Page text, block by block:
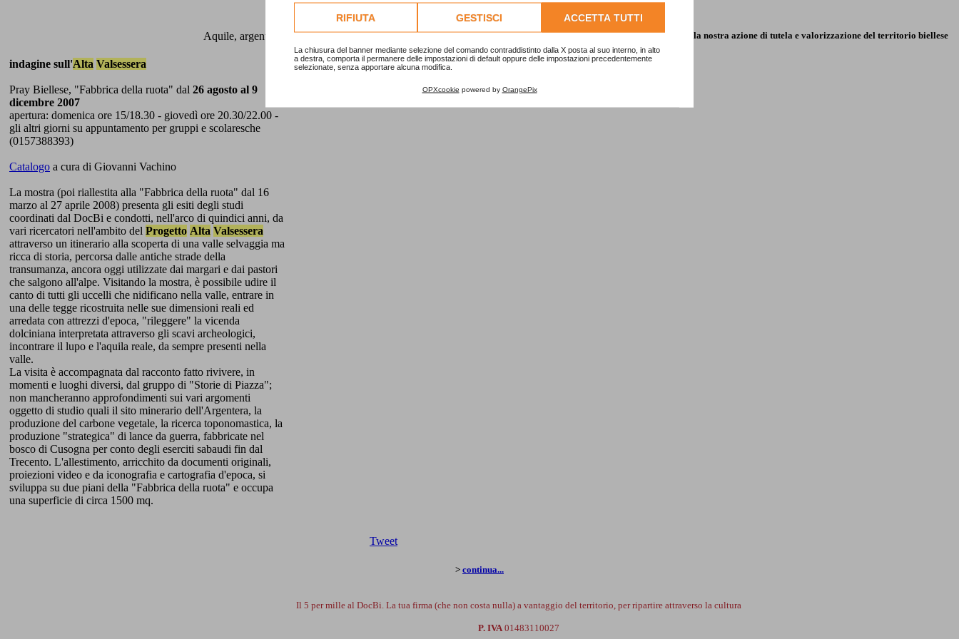
RIFIUTA GESTISCI ACCETTA TUTTI
La chiusura del banner mediante selezione del comando contraddistinto dalla X posta al suo interno, in alto
a destra, comporta il permanere delle impostazioni di default oppure delle impostazioni precedentemente
selezionate, senza apportare alcuna modifica.
OPXcookie powered by OrangePix
Aquile, argento, carbone
indagine sull'Alta Valsessera
Pray Biellese, "Fabbrica della ruota" dal 26 agosto al 9
dicembre 2007
apertura: domenica ore 15/18.30 - giovedì ore 20.30/22.00 -
gli altri giorni su appuntamento per gruppi e scolaresche
(0157388393)
Catalogo a cura di Giovanni Vachino
La mostra (poi riallestita alla "Fabbrica della ruota" dal 16
marzo al 27 aprile 2008) presenta gli esiti degli studi
coordinati dal DocBi e condotti, nell'arco di quindici anni, da
vari ricercatori nell'ambito del Progetto Alta Valsessera
attraverso un itinerario alla scoperta di una valle selvaggia ma
ricca di storia, percorsa dalle antiche strade della
transumanza, ancora oggi utilizzate dai margari e dai pastori
che salgono all'alpe. Visitando la mostra, è possibile udire il
canto di tutti gli uccelli che nidificano nella valle, entrare in
una delle tegge ricostruita nelle sue dimensioni reali ed
arredata con attrezzi d'epoca, "rileggere" la vicenda
dolciniana interpretata attraverso gli scavi archeologici,
incontrare il lupo e l'aquila reale, da sempre presenti nella
valle.
La visita è accompagnata dal racconto fatto rivivere, in
momenti e luoghi diversi, dal gruppo di "Storie di Piazza";
non mancheranno approfondimenti sui vari argomenti
oggetto di studio quali il sito minerario dell'Argentera, la
produzione del carbone vegetale, la ricerca toponomastica, la
produzione "strategica" di lance da guerra, fabbricate nel
bosco di Cusogna per conto degli eserciti sabaudi fin dal
Trecento. L'allestimento, arricchito da documenti originali,
proiezioni video e da iconografia e cartografia d'epoca, si
sviluppa su due piani della "Fabbrica della ruota" e occupa
una superficie di circa 1500 mq.
Tweet
Aderisci al DocBi. Sosterrai concretamente la nostra azione di tutela e valorizzazione del territorio biellese
> continua...
Il 5 per mille al DocBi. La tua firma (che non costa nulla) a vantaggio del territorio, per ripartire attraverso la cultura
P. IVA 01483110027